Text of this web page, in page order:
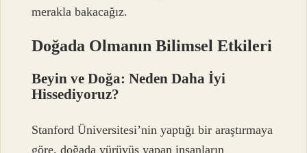
merakla bakacağız.
Doğada Olmanın Bilimsel Etkileri
Beyin ve Doğa: Neden Daha İyi
Hissediyoruz?
Stanford Üniversitesi’nin yaptığı bir araştırmaya
göre, doğada yürüyüş yapan insanların